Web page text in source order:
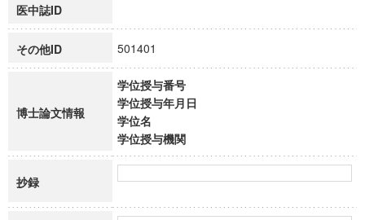
医中誌ID
その他ID 501401
博士論文情報
学位授与番号
学位授与年月日
学位名
学位授与機関
抄録